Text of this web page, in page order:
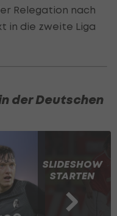
Relegation nach
in die zweite Liga
der Deutschen
SLIDESHOW
STARTEN